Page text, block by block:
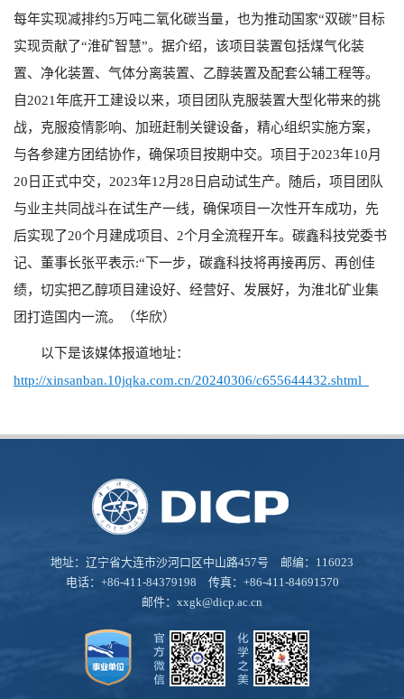
每年实现减排约5万吨二氧化碳当量，也为推动国家“双碳”目标
实现贡献了“淮矿智慧”。据介绍，该项目装置包括煤气化装
置、净化装置、气体分离装置、乙醇装置及配套公辅工程等。
自2021年底开工建设以来，项目团队克服装置大型化带来的挑
战，克服疫情影响、加班赶制关键设备，精心组织实施方案，
与各参建方团结协作，确保项目按期中交。项目于2023年10月
20日正式中交，2023年12月28日启动试生产。随后，项目团队
与业主共同战斗在试生产一线，确保项目一次性开车成功，先
后实现了20个月建成项目、2个月全流程开车。碳鑫科技党委书
记、董事长张平表示:“下一步，碳鑫科技将再接再厉、再创佳
绩，切实把乙醇项目建设好、经营好、发展好，为淮北矿业集
团打造国内一流。（华欣）
以下是该媒体报道地址：
http://xinsanban.10jqka.com.cn/20240306/c655644432.shtml
地址：辽宁省大连市沙河口区中山路457号 邮编：116023
电话：+86-411-84379198 传真：+86-411-84691570
邮件： xxgk@dicp.ac.cn